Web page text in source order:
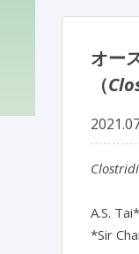
オー
（
A.S.
*Sir